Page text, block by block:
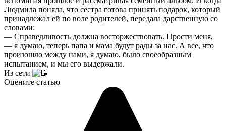
Людмила поняла, что сестра готова принять подарок, который
принадлежал ей по воле родителей, передала дарственную со
словами:
— Справедливость должна восторжествовать. Прости меня,
— я думаю, теперь папа и мама будут рады за нас. А все, что
произошло между нами, я думаю, было своеобразным
испытанием, и мы его выдержали.
Из сети
Оцените статью